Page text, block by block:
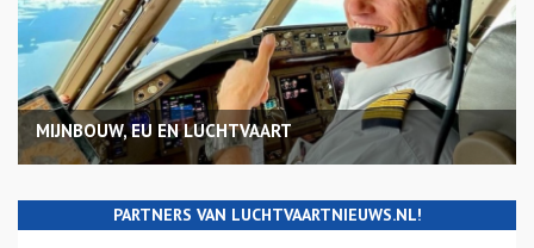
MIJNBOUW, EU EN LUCHTVAART
PARTNERS VAN LUCHTVAARTNIEUWS.NL!